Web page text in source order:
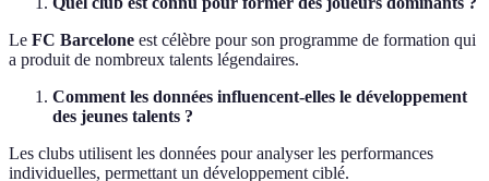
Le FC Barcelone est célèbre pour son programme de formation qui
a produit de nombreux talents légendaires.
Comment les données influencent-elles le développement
des jeunes talents ?
Les clubs utilisent les données pour analyser les performances
individuelles, permettant un développement ciblé.